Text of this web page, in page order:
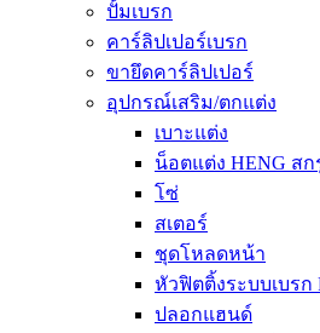
ปั้มเบรก
คาร์ลิปเปอร์เบรก
ขายึดคาร์ลิปเปอร์
อุปกรณ์เสริม/ตกแต่ง
เบาะแต่ง
น็อตแต่ง HENG สก
โซ่
สเตอร์
ชุดโหลดหน้า
หัวฟิตติ้งระบบเบรก
ปลอกแฮนด์